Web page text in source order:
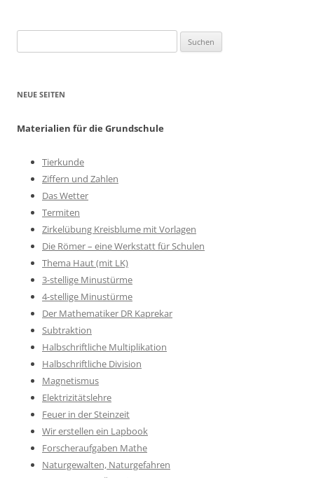
nach:
NEUE SEITEN
Materialien für die Grundschule
Tierkunde
Ziffern und Zahlen
Das Wetter
Termiten
Zirkelübung Kreisblume mit Vorlagen
Die Römer – eine Werkstatt für Schulen
Thema Haut (mit LK)
3-stellige Minustürme
4-stellige Minustürme
Der Mathematiker DR Kaprekar
Subtraktion
Halbschriftliche Multiplikation
Halbschriftliche Division
Magnetismus
Elektrizitätslehre
Feuer in der Steinzeit
Wir erstellen ein Lapbook
Forscheraufgaben Mathe
Naturgewalten, Naturgefahren